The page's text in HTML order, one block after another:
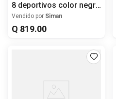
8 deportivos color negro
para hombre
Vendido por Siman
Q 819.00